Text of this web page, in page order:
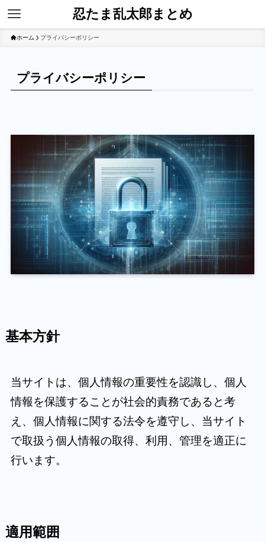
忍たま乱太郎まとめ
ホーム プライバシーポリシー
プライバシーポリシー
基本方針
当サイトは、個人情報の重要性を認識し、個人
情報を保護することが社会的責務であると考
え、個人情報に関する法令を遵守し、当サイト
で取扱う個人情報の取得、利用、管理を適正に
行います。
適用範囲